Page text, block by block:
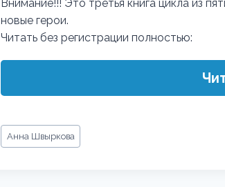
Внимание!!! Это третья книга цикла из
новые герои.
Читать без регистрации полностью:
Метки
записи:
Анна Швыркова